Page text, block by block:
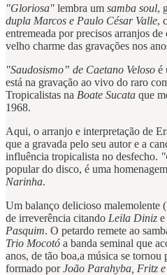
"Gloriosa" lembra um samba soul,
dupla Marcos e Paulo César Valle,
entremeada por precisos arranjos
velho charme das gravações nos
"Saudosismo” de Caetano Veloso é
está na gravação ao vivo do raro
Tropicalistas na Boate Sucata que
1968.
Aqui, o arranjo e interpretação de
que a gravada pelo seu autor e a
influência tropicalista no desfecho.
popular do disco, é uma
Narinha.
Um balanço delicioso malemolente
de irreverência citando Leila Diniz
Pasquim. O petardo remete ao
Trio Mocotó a banda seminal que
anos, de tão boa,a música se
formado porJoão Parahyba, Fritz e